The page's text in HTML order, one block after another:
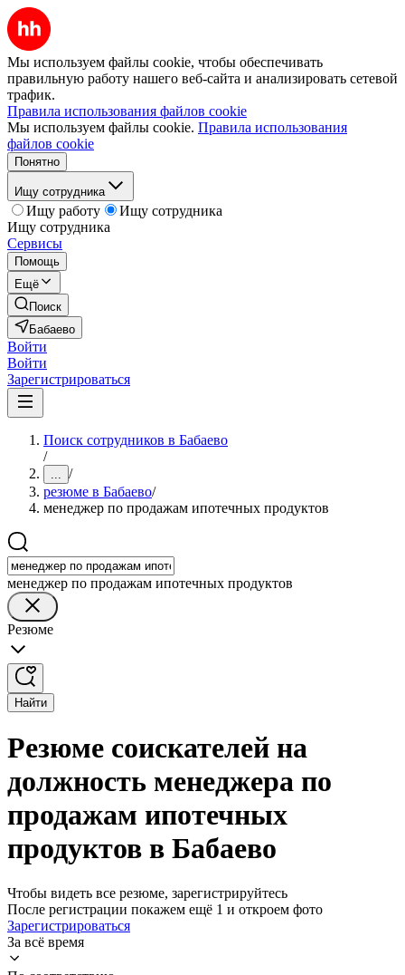
Мы используем файлы cookie, чтобы обеспечивать
правильную работу нашего веб-сайта и анализировать сетевой
трафик.
Правила использования файлов cookie
Мы используем файлы cookie. Правила использования
файлов cookie
Понятно
Ищу сотрудника
Ищу работу
Ищу сотрудника
Ищу сотрудника
Сервисы
Помощь
Ещё
Поиск
Бабаево
Войти
Войти
Зарегистрироваться
Поиск сотрудников в Бабаево
/
... /
резюме в Бабаево/
менеджер по продажам ипотечных продуктов
менеджер по продажам ипотечных продуктов
Резюме
Найти
Резюме соискателей на
должность менеджера по
продажам ипотечных
продуктов в Бабаево
Чтобы видеть все резюме, зарегистрируйтесь
После регистрации покажем ещё 1 и откроем фото
Зарегистрироваться
За всё время